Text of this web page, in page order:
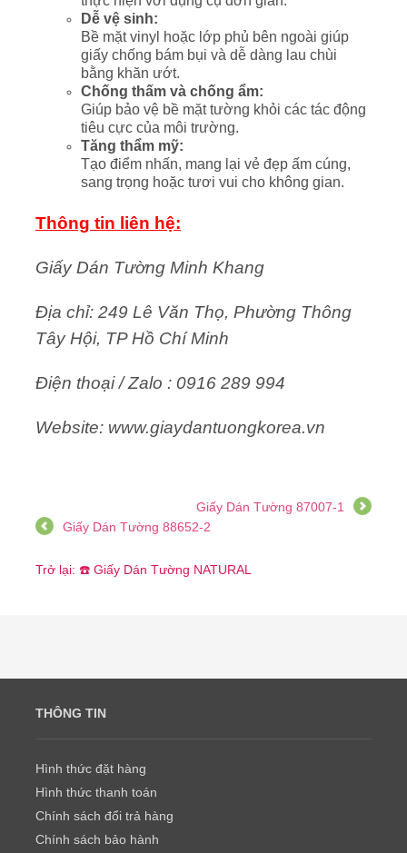
Dễ vệ sinh:
Bề mặt vinyl hoặc lớp phủ bên ngoài giúp
giấy chống bám bụi và dễ dàng lau chùi
bằng khăn ướt.
Chống thấm và chống ẩm:
Giúp bảo vệ bề mặt tường khỏi các tác động
tiêu cực của môi trường.
Tăng thẩm mỹ:
Tạo điểm nhấn, mang lại vẻ đẹp ấm cúng,
sang trọng hoặc tươi vui cho không gian.
Thông tin liên hệ:
Giấy Dán Tường Minh Khang
Địa chỉ: 249 Lê Văn Thọ, Phường Thông
Tây Hội, TP Hồ Chí Minh
Điện thoại / Zalo : 0916 289 994
Website: www.giaydantuongkorea.vn
Giấy Dán Tường 87007-1
Giấy Dán Tường 88652-2
Trở lại: ☎️ Giấy Dán Tường NATURAL
THÔNG TIN
Hình thức đặt hàng
Hình thức thanh toán
Chính sách đổi trả hàng
Chính sách bảo hành